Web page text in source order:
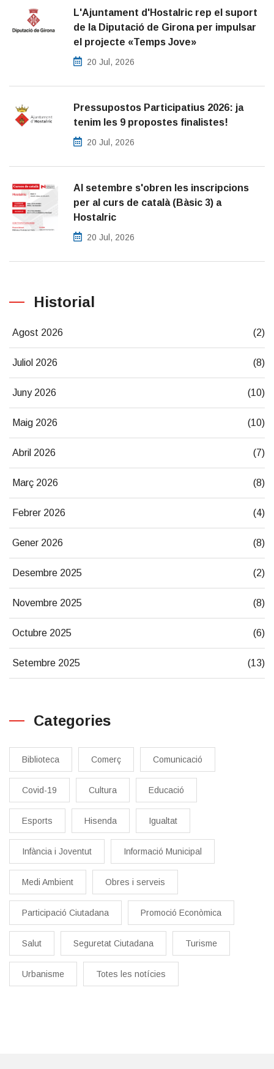
L'Ajuntament d'Hostalric rep el suport
de la Diputació de Girona per impulsar
el projecte «Temps Jove»
20 Jul, 2026
Pressupostos Participatius 2026: ja
tenim les 9 propostes finalistes!
20 Jul, 2026
Al setembre s'obren les inscripcions
per al curs de català (Bàsic 3) a
Hostalric
20 Jul, 2026
Historial
Agost 2026 (2)
Juliol 2026 (8)
Juny 2026 (10)
Maig 2026 (10)
Abril 2026 (7)
Març 2026 (8)
Febrer 2026 (4)
Gener 2026 (8)
Desembre 2025 (2)
Novembre 2025 (8)
Octubre 2025 (6)
Setembre 2025 (13)
Categories
Biblioteca Comerç Comunicació
Covid-19 Cultura Educació
Esports Hisenda Igualtat
Infància i Joventut Informació Municipal
Medi Ambient Obres i serveis
Participació Ciutadana Promoció Econòmica
Salut Seguretat Ciutadana Turisme
Urbanisme Totes les notícies